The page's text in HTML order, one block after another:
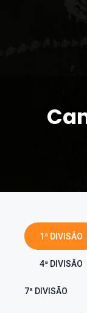
1ª DIVISÃO
4ª DIVISÃO
7ª DIVISÃO